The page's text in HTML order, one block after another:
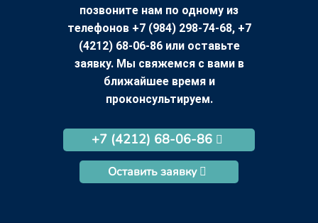
позвоните нам по одному из
телефонов +7 (984) 298-74-68, +7
(4212) 68-06-86 или оставьте
заявку. Мы свяжемся с вами в
ближайшее время и
проконсультируем.
+7 (4212) 68-06-86
Оставить заявку